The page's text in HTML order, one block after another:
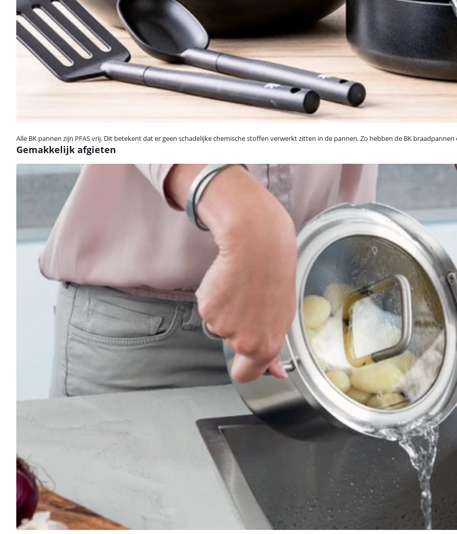
Alle BK pannen zijn PFAS vrij. Dit betekent dat er geen schadelijke chemische stoffen verwerkt zitten in de pannen. Zo hebben de BK
Gemakkelijk afgieten